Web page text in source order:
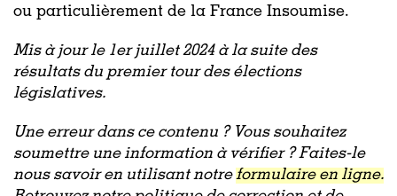
ou particulièrement de la France Insoumise.
Mis à jour le 1er juillet 2024 à la suite des
résultats du premier tour des élections
législatives.
Une erreur dans ce contenu ? Vous souhaitez
soumettre une information à vérifier ? Faites-le
nous savoir en utilisant notreformulaire en ligne.